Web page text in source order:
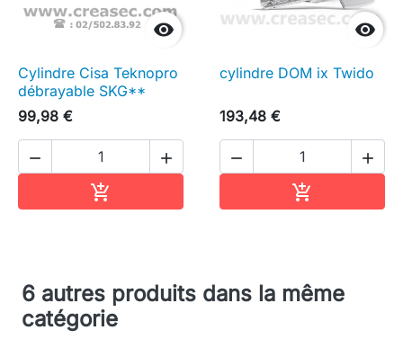

Cylindre Cisa Teknopro
débrayable SKG**
99,98 €
 


cylindre DOM ix Twido
193,48 €
 

6 autres produits dans la même
catégorie